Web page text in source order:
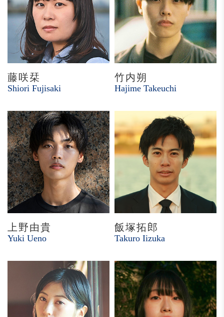
藤咲栞
Shiori Fujisaki
竹内朔
Hajime Takeuchi
上野由貴
Yuki Ueno
飯塚拓郎
Takuro Iizuka